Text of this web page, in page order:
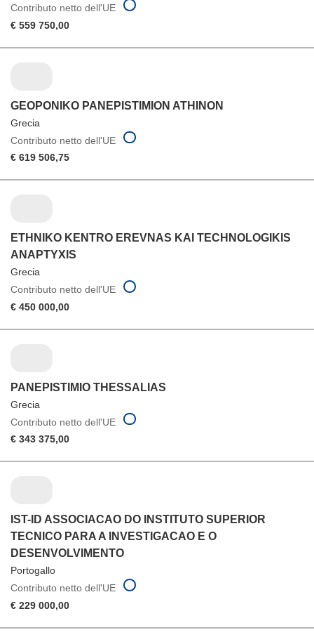
Contributo netto dell'UE
€ 559 750,00
GEOPONIKO PANEPISTIMION ATHINON
Grecia
Contributo netto dell'UE
€ 619 506,75
ETHNIKO KENTRO EREVNAS KAI TECHNOLOGIKIS
ANAPTYXIS
Grecia
Contributo netto dell'UE
€ 450 000,00
PANEPISTIMIO THESSALIAS
Grecia
Contributo netto dell'UE
€ 343 375,00
IST-ID ASSOCIACAO DO INSTITUTO SUPERIOR
TECNICO PARA A INVESTIGACAO E O
DESENVOLVIMENTO
Portogallo
Contributo netto dell'UE
€ 229 000,00